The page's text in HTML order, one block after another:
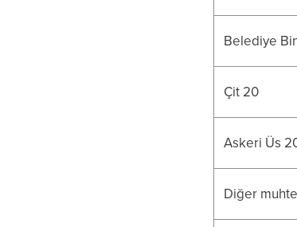
Belediye
Çit 20
Askeri Üs
Diğer